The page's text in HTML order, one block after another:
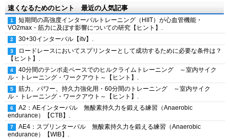
速くなるためのヒント 最近の人気記事
短期間の高強度インターバルトレーニング（HIIT）が心血管機能・
VO2max・筋力に及ぼす影響についての研究【ヒント】.
30+30インターバル【itv】.
ロードレースにおいてスプリンターとして成功するために必要な条件は？
【ヒント】.
40分間のテンポ走ペースでのヒルクライムトレーニング ～室内サイク
ル・トレーニング・ワークアウト～【ヒント】.
筋力、パワー、持久力強化用・60分間のトレーニング ～室内サイク
ル・トレーニング・ワークアウト～【ヒント】.
A2：AEインターバル 無酸素持久力を鍛える練習（Anaerobic
endurance）【CTB】.
AE4：スプリンターバル 無酸素持久力を鍛える練習（Anaerobic
endurance）【WIB】.